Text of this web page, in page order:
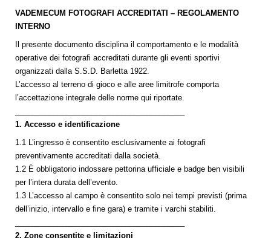
VADEMECUM FOTOGRAFI ACCREDITATI – REGOLAMENTO
INTERNO
Il presente documento disciplina il comportamento e le modalità
operative dei fotografi accreditati durante gli eventi sportivi
organizzati dalla S.S.D. Barletta 1922.
L’accesso al terreno di gioco e alle aree limitrofe comporta
l’accettazione integrale delle norme qui riportate.
1. Accesso e identificazione
1.1 L’ingresso è consentito esclusivamente ai fotografi
preventivamente accreditati dalla società.
1.2 È obbligatorio indossare pettorina ufficiale e badge ben visibili
per l’intera durata dell’evento.
1.3 L’accesso al campo è consentito solo nei tempi previsti (prima
dell’inizio, intervallo e fine gara) e tramite i varchi stabiliti.
2. Zone consentite e limitazioni